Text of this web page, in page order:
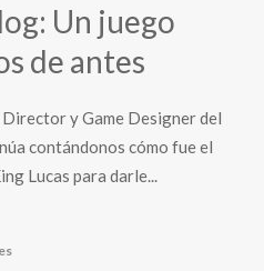
Un juego
de antes
y Game Designer del
contándonos cómo fue el
Lucas para darle...